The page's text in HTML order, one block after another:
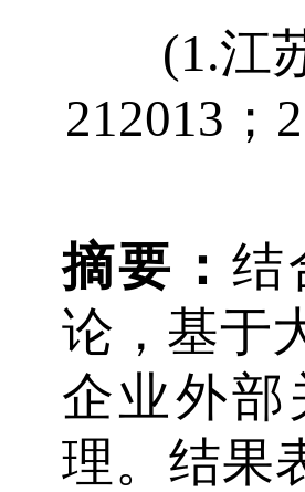
(1.江
212013；
摘要 ： 结
论，基于
企业外部
理。结果